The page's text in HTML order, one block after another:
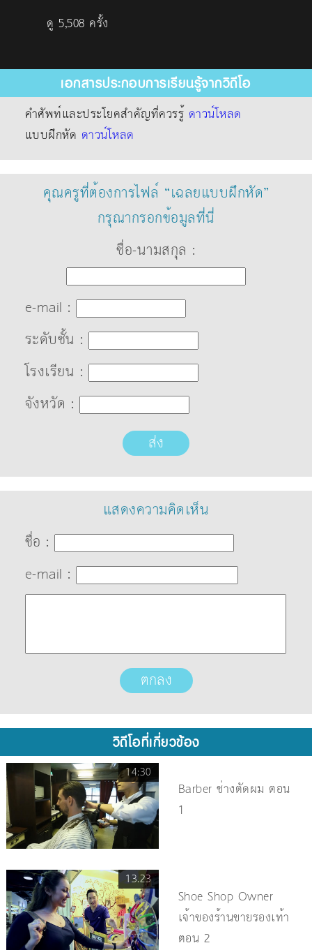
ดู 5,508 ครั้ง
เอกสารประกอบการเรียนรู้จากวิดีโอ
คำศัพท์และประโยคสำคัญที่ควรรู้ ดาวน์โหลด
แบบฝึกหัด ดาวน์โหลด
คุณครูที่ต้องการไฟล์ “เฉลยแบบฝึกหัด”
กรุณากรอกข้อมูลที่นี่
ชื่อ-นามสกุล :
e-mail :
ระดับชั้น :
โรงเรียน :
จังหวัด :
ส่ง
แสดงความคิดเห็น
ชื่อ :
e-mail :
วิดีโอที่เกี่ยวข้อง
14:30
Barber ช่างตัดผม ตอน
1
13.23
Shoe Shop Owner
เจ้าของร้านขายรองเท้า
ตอน 2